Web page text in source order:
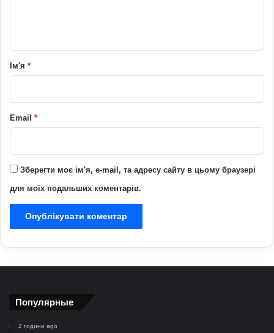
рІм'я *
Email *
Зберегти моє ім'я, e-mail, та адресу сайту в цьому браузері
для моїх подальших коментарів.
Популярные
2 години ago